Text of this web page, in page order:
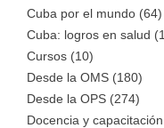
Cuba por el mundo (64)
Cuba: logros en salud
Cursos (10)
Desde la OMS (180)
Desde la OPS (274)
Docencia y